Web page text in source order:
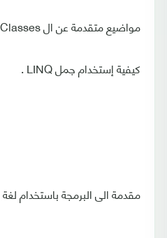
مواضيع متقدمة عن ال Classes .
كيفية إستخدام جمل LINQ .
مقدمة الى البرمجة باستخدام لغة